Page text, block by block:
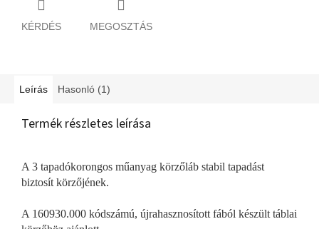
KÉRDÉS MEGOSZTÁS
Leírás Hasonló (1)
Termék részletes leírása
A 3 tapadókorongos műanyag körzőláb stabil tapadást
biztosít körzőjének.
A 160930.000 kódszámú, újrahasznosított fából készült táblai